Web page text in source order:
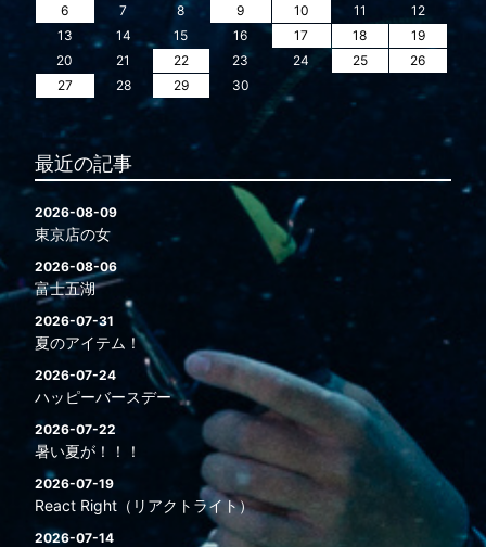
6
7 8 9 10 11
12
13
14 15 16 17 18
19
20
21 22 23 24 25
26
27
28 29 30
最近の記事
2026-08-09
東京店の女
2026-08-06
富士五湖
2026-07-31
夏のアイテム！
2026-07-24
ハッピーバースデー
2026-07-22
暑い夏が！！！
2026-07-19
React Right（リアクトライト）
2026-07-14